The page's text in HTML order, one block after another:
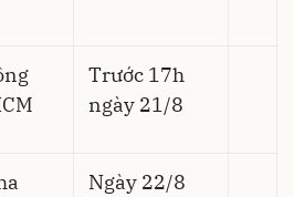
Trước 17h
ngày 21/8
Ngày 22/8